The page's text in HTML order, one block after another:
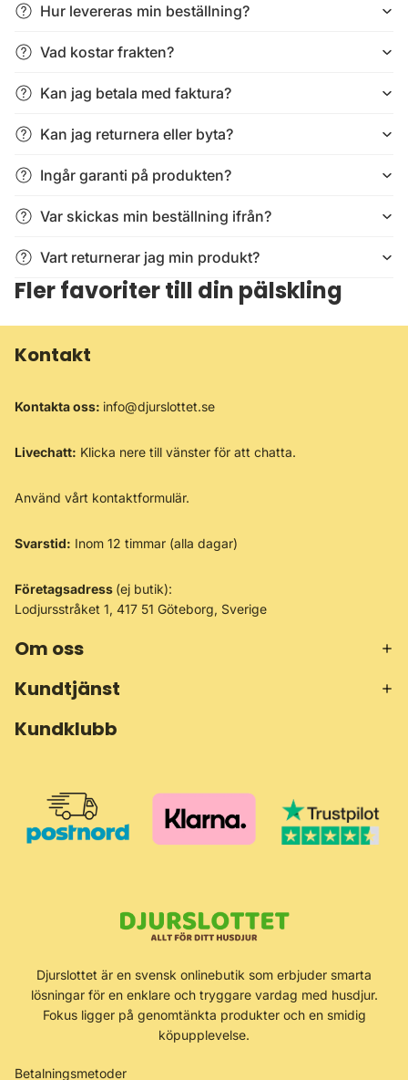
Hur levereras min beställning?
Vad kostar frakten?
Kan jag betala med faktura?
Kan jag returnera eller byta?
Ingår garanti på produkten?
Var skickas min beställning ifrån?
Vart returnerar jag min produkt?
Fler favoriter till din pälskling
Kontakt
Kontakta oss: info@djurslottet.se
Livechatt: Klicka nere till vänster för att chatta.
Använd vårt kontaktformulär.
Svarstid: Inom 12 timmar (alla dagar)
Företagsadress (ej butik):
Lodjursstråket 1, 417 51 Göteborg, Sverige
Om oss
Kundtjänst
Kundklubb
Djurslottet är en svensk onlinebutik som erbjuder smarta
lösningar för en enklare och tryggare vardag med husdjur.
Fokus ligger på genomtänkta produkter och en smidig
köpupplevelse.
Betalningsmetoder
Integritetspolicy
Användarvillkor